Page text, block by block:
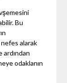
Bu
nefes alarak
ardından
odaklanın